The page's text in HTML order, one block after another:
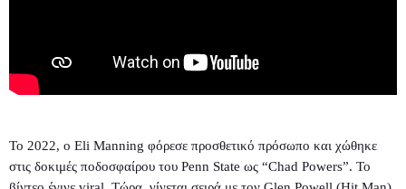
Το 2022, ο Eli Manning φόρεσε προσθετικό πρόσωπο και χώθηκε
στις δοκιμές ποδοσφαίρου του Penn State ως “Chad Powers”. Το